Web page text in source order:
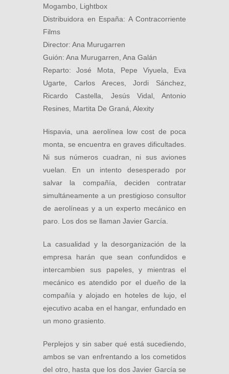
Mogambo, Lightbox
Distribuidora en España: A Contracorriente
Films
Director: Ana Murugarren
Guión: Ana Murugarren, Ana Galán
Reparto: José Mota, Pepe Viyuela, Eva
Ugarte, Carlos Areces, Jordi Sánchez,
Ricardo Castella, Jesús Vidal, Antonio
Resines, Martita De Graná, Alexity
Hispavia, una aerolínea low cost de poca
monta, se encuentra en graves dificultades.
Ni sus números cuadran, ni sus aviones
vuelan. En un intento desesperado por
salvar la compañía, deciden contratar
simultáneamente a un prestigioso consultor
de aerolíneas y a un experto mecánico en
paro. Los dos se llaman Javier García.
La casualidad y la desorganización de la
empresa harán que sean confundidos e
intercambien sus papeles, y mientras el
mecánico es atendido por el dueño de la
compañía y alojado en hoteles de lujo, el
ejecutivo acaba en el hangar, enfundado en
un mono grasiento.
Perplejos y sin saber qué está sucediendo,
ambos se van enfrentando a los cometidos
del otro, hasta que los dos Javier García se